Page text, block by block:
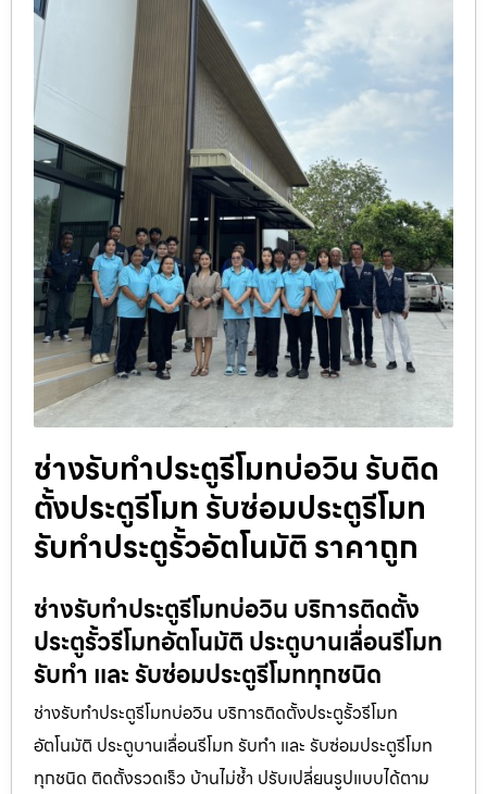
ช่างรับทำประตูรีโมทบ่อวิน รับติด
ตั้งประตูรีโมท รับซ่อมประตูรีโมท
รับทำประตูรั้วอัตโนมัติ ราคาถูก
ช่างรับทำประตูรีโมทบ่อวิน บริการติดตั้ง
ประตูรั้วรีโมทอัตโนมัติ ประตูบานเลื่อนรีโมท
รับทำ และ รับซ่อมประตูรีโมททุกชนิด
ช่างรับทำประตูรีโมทบ่อวิน บริการติดตั้งประตูรั้วรีโมท
อัตโนมัติ ประตูบานเลื่อนรีโมท รับทำ และ รับซ่อมประตูรีโมท
ทุกชนิด ติดตั้งรวดเร็ว บ้านไม่ช้ำ ปรับเปลี่ยนรูปแบบได้ตาม